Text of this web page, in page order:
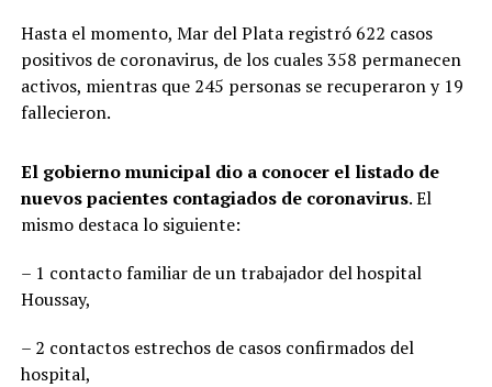
Hasta el momento, Mar del Plata registró 622 casos
positivos de coronavirus, de los cuales 358 permanecen
activos, mientras que 245 personas se recuperaron y 19
fallecieron.
El gobierno municipal dio a conocer el listado de
nuevos pacientes contagiados de coronavirus. El
mismo destaca lo siguiente:
– 1 contacto familiar de un trabajador del hospital
Houssay,
– 2 contactos estrechos de casos confirmados del
hospital,